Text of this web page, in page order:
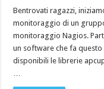
Bentrovati ragazzi,
monitoraggio di un
monitoraggio Nagios.
un software che fa
disponibili le librerie